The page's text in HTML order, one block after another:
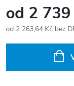
od 2 739
od 2 263,64 Kč bez